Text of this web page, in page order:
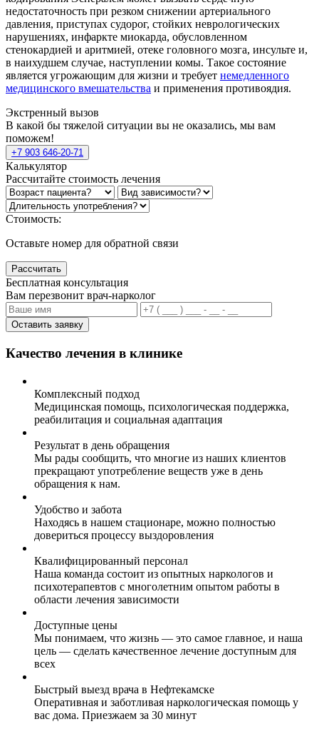
недостаточность при резком снижении артериального
давления, приступах судорог, стойких неврологических
нарушениях, инфаркте миокарда, обусловленном
стенокардией и аритмией, отеке головного мозга, инсульте и,
в наихудшем случае, наступлении комы. Такое состояние
является угрожающим для жизни и требует немедленного
медицинского вмешательства и применения противоядия.
Экстренный вызов
В какой бы тяжелой ситуации вы не оказались, мы вам
поможем!
+7 903 646-20-71
Калькулятор
Рассчитайте стоимость лечения
Стоимость:
Оставьте номер для обратной связи
Рассчитать
Бесплатная консультация
Вам перезвонит врач-нарколог
Оставить заявку
Качество лечения в клинике
Комплексный подход
Медицинская помощь, психологическая поддержка,
реабилитация и социальная адаптация
Результат в день обращения
Мы рады сообщить, что многие из наших клиентов
прекращают употребление веществ уже в день
обращения к нам.
Удобство и забота
Находясь в нашем стационаре, можно полностью
довериться процессу выздоровления
Квалифицированный персонал
Наша команда состоит из опытных наркологов и
психотерапевтов с многолетним опытом работы в
области лечения зависимости
Доступные цены
Мы понимаем, что жизнь — это самое главное, и наша
цель — сделать качественное лечение доступным для
всех
Быстрый выезд врача в Нефтекамске
Оперативная и заботливая наркологическая помощь у
вас дома. Приезжаем за 30 минут